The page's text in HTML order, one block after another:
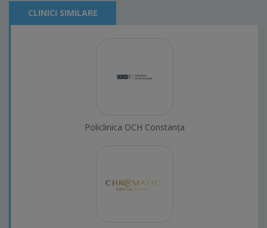
CLINICI SIMILARE
Policlinica OCH Constanța